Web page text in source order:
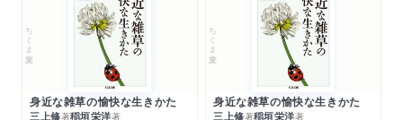
ちくま文庫
身近な雑草の愉快な生きかた
三上修著稲垣栄洋著
ちくま文庫
身近な雑草の愉快な生きかた
三上修著稲垣栄洋著